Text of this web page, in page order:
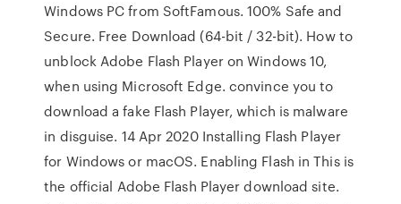
Windows PC from SoftFamous. 100% Safe and
Secure. Free Download (64-bit / 32-bit). How to
unblock Adobe Flash Player on Windows 10,
when using Microsoft Edge. convince you to
download a fake Flash Player, which is malware
in disguise. 14 Apr 2020 Installing Flash Player
for Windows or macOS. Enabling Flash in This is
the official Adobe Flash Player download site.